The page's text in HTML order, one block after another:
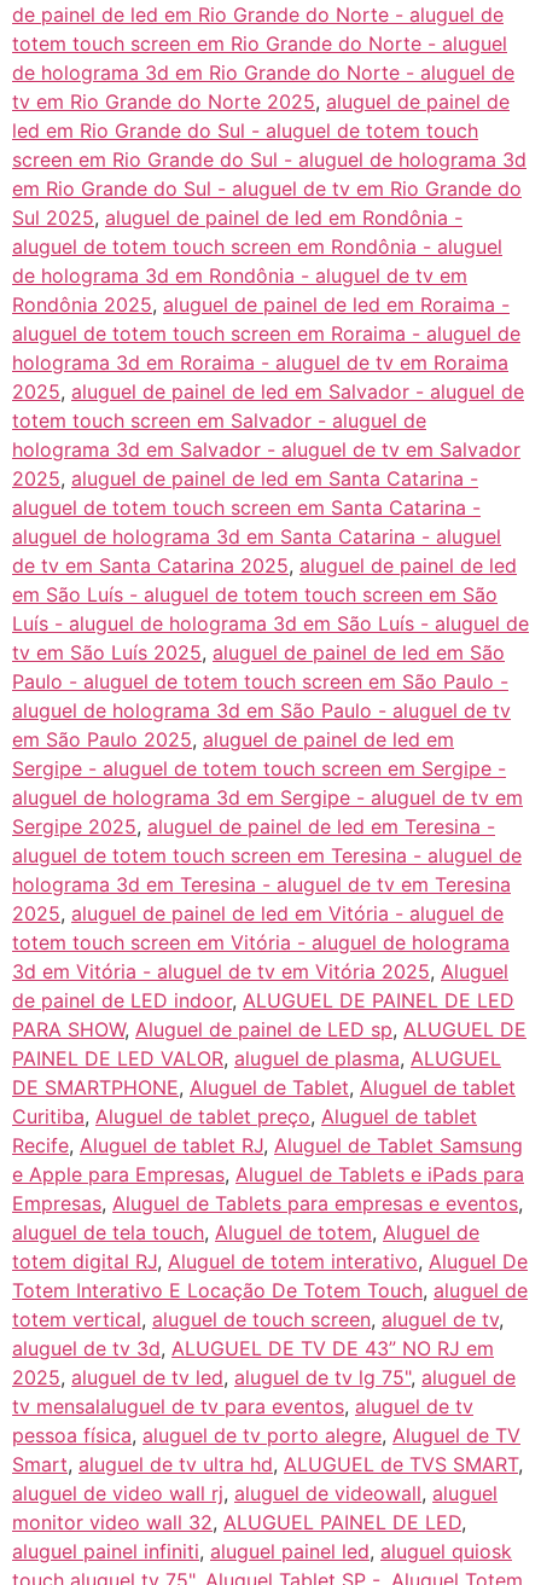
de painel de led em Rio Grande do Norte - aluguel de
totem touch screen em Rio Grande do Norte - aluguel
de holograma 3d em Rio Grande do Norte - aluguel de
tv em Rio Grande do Norte 2025, aluguel de painel de
led em Rio Grande do Sul - aluguel de totem touch
screen em Rio Grande do Sul - aluguel de holograma 3d
em Rio Grande do Sul - aluguel de tv em Rio Grande do
Sul 2025, aluguel de painel de led em Rondônia -
aluguel de totem touch screen em Rondônia - aluguel
de holograma 3d em Rondônia - aluguel de tv em
Rondônia 2025, aluguel de painel de led em Roraima -
aluguel de totem touch screen em Roraima - aluguel de
holograma 3d em Roraima - aluguel de tv em Roraima
2025, aluguel de painel de led em Salvador - aluguel de
totem touch screen em Salvador - aluguel de
holograma 3d em Salvador - aluguel de tv em Salvador
2025, aluguel de painel de led em Santa Catarina -
aluguel de totem touch screen em Santa Catarina -
aluguel de holograma 3d em Santa Catarina - aluguel
de tv em Santa Catarina 2025, aluguel de painel de led
em São Luís - aluguel de totem touch screen em São
Luís - aluguel de holograma 3d em São Luís - aluguel de
tv em São Luís 2025, aluguel de painel de led em São
Paulo - aluguel de totem touch screen em São Paulo -
aluguel de holograma 3d em São Paulo - aluguel de tv
em São Paulo 2025, aluguel de painel de led em
Sergipe - aluguel de totem touch screen em Sergipe -
aluguel de holograma 3d em Sergipe - aluguel de tv em
Sergipe 2025, aluguel de painel de led em Teresina -
aluguel de totem touch screen em Teresina - aluguel de
holograma 3d em Teresina - aluguel de tv em Teresina
2025, aluguel de painel de led em Vitória - aluguel de
totem touch screen em Vitória - aluguel de holograma
3d em Vitória - aluguel de tv em Vitória 2025, Aluguel
de painel de LED indoor, ALUGUEL DE PAINEL DE LED
PARA SHOW, Aluguel de painel de LED sp, ALUGUEL DE
PAINEL DE LED VALOR, aluguel de plasma, ALUGUEL
DE SMARTPHONE, Aluguel de Tablet, Aluguel de tablet
Curitiba, Aluguel de tablet preço, Aluguel de tablet
Recife, Aluguel de tablet RJ, Aluguel de Tablet Samsung
e Apple para Empresas, Aluguel de Tablets e iPads para
Empresas, Aluguel de Tablets para empresas e eventos,
aluguel de tela touch, Aluguel de totem, Aluguel de
totem digital RJ, Aluguel de totem interativo, Aluguel De
Totem Interativo E Locação De Totem Touch, aluguel de
totem vertical, aluguel de touch screen, aluguel de tv,
aluguel de tv 3d, ALUGUEL DE TV DE 43” NO RJ em
2025, aluguel de tv led, aluguel de tv lg 75", aluguel de
tv mensalaluguel de tv para eventos, aluguel de tv
pessoa física, aluguel de tv porto alegre, Aluguel de TV
Smart, aluguel de tv ultra hd, ALUGUEL de TVS SMART,
aluguel de video wall rj, aluguel de videowall, aluguel
monitor video wall 32, ALUGUEL PAINEL DE LED,
aluguel painel infiniti, aluguel painel led, aluguel quiosk